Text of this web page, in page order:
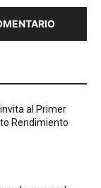
al Primer
Rendimiento